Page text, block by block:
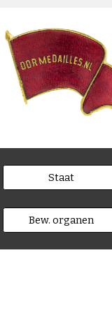
Staat
Bew. organen